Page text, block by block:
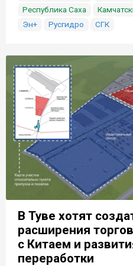
Республика Саха
Эн+
Русгидро СГК
В Туве хотят
расширения
с Китаем и
переработки